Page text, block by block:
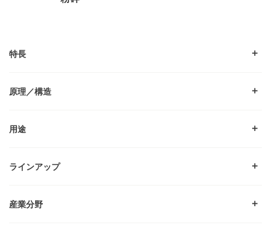
特長
原理／構造
用途
ラインアップ
産業分野